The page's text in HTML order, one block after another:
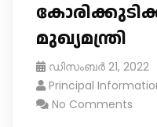
മുഖ്യമന്ത്രി
ഡിസംബർ 21, 2022
Principal
No Comments